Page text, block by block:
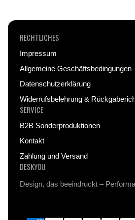
RECHTLICHES
Impressum
Allgemeine Geschäftsbedingungen
Datenschutzerklärung
Widerrufsbelehrung &
SERVICE
B2B Sonderproduktionen
Kontakt
Zahlung und Versand
DESKYOU
Design, das beeindruckt –